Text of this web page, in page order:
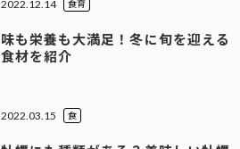
2022.12.14
味も栄養も大満足！冬に旬を迎える
食材を紹介
食育
2022.03.15 食